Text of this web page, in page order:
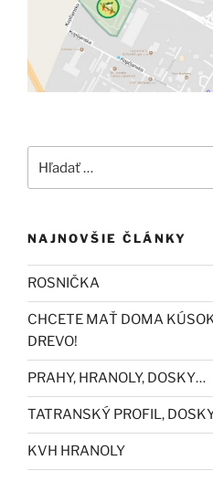
NAJNOVŠIE ČLÁNKY
ROSNIČKA
CHCETE MAŤ DOMA
DREVO!
PRAHY, HRANOLY, DOSKY…
TATRANSKÝ PROFIL,
KVH HRANOLY